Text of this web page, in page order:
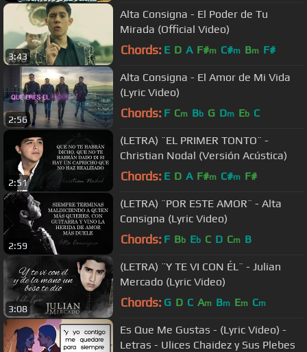
3:43
Alta Consigna - El Poder de Tu
Mirada (Official Video)
Chords: E D A F#m C#m Bm F#
2:56
Alta Consigna - El Amor de Mi Vida
(Lyric Video)
Chords: F Cm Bb G Dm Eb C
2:51
(LETRA) ¨EL PRIMER TONTO¨ -
Christian Nodal (Versión Acústica)
Chords: E D A F#m C#m F#
2:59
(LETRA) ¨POR ESTE AMOR¨ - Alta
Consigna (Lyric Video)
Chords: F Bb Eb C D Cm B
3:08
(LETRA) ¨Y TE VI CON ÉL¨ - Julian
Mercado (Lyric Video)
Chords: G D C Am Bm Em Cm
Es Que Me Gustas - (Lyric Video) -
Letras - Ulices Chaidez y Sus Plebes